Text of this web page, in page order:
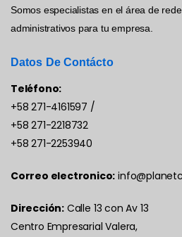
Somos especialistas en el área de
administrativos para tu empresa.
Datos De Contácto
Teléfono:
+58 271-4161597 /
+58 271-2218732
+58 271-2253940
Correo electronico:
Dirección: Calle 13 con Av 13
Centro Empresarial Valera,